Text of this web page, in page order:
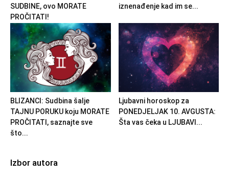
SUDBINE, ovo MORATE
PROČITATI!
iznenađenje kad im se...
BLIZANCI: Sudbina šalje
TAJNU PORUKU koju MORATE
PROČITATI, saznajte sve
što...
Ljubavni horoskop za
PONEDJELJAK 10. AVGUSTA:
Šta vas čeka u LJUBAVI...
Izbor autora